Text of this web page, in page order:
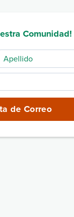
Comunidad!
Apellido
de Correo